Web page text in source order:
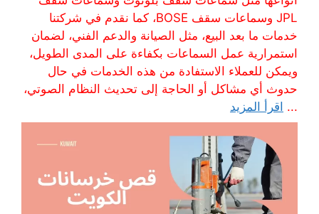
JPL وسماعات سقف BOSE، كما نقدم في شركتنا
خدمات ما بعد البيع، مثل الصيانة والدعم الفني، لضمان
استمرارية عمل السماعات بكفاءة على المدى الطويل،
ويمكن للعملاء الاستفادة من هذه الخدمات في حال
حدوث أي مشاكل أو الحاجة إلى تحديث النظام الصوتي،
... اقرأ المزيد